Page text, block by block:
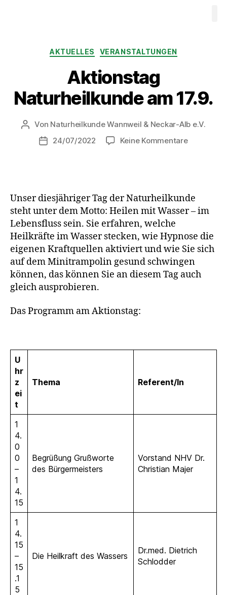
AKTUELLES VERANSTALTUNGEN
Aktionstag
Naturheilkunde am 17.9.
Von Naturheilkunde Wannweil & Neckar-Alb e.V.
24/07/2022
Keine Kommentare
Unser diesjähriger Tag der Naturheilkunde
steht unter dem Motto: Heilen mit Wasser – im
Lebensfluss sein. Sie erfahren, welche
Heilkräfte im Wasser stecken, wie Hypnose die
eigenen Kraftquellen aktiviert und wie Sie sich
auf dem Minitrampolin gesund schwingen
können, das können Sie an diesem Tag auch
gleich ausprobieren.
Das Programm am Aktionstag:
U
hr
z
ei
t
Thema Referent/In
1
4.
0
0
–
1
4.
15
Begrüßung Grußworte
des Bürgermeisters
Vorstand NHV Dr.
Christian Majer
1
4.
15
–
15
.1
5
Die Heilkraft des Wassers
Dr.med. Dietrich
Schlodder